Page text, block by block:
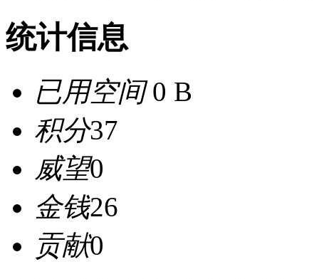
统计信息
已用空间0 B
积分37
威望0
金钱26
贡献0